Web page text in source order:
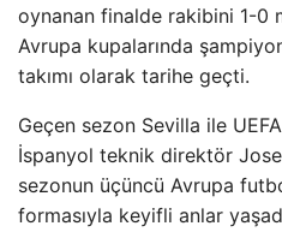
oynanan finalde rakibini 1-0
Avrupa kupalarında
takımı olarak tarihe geçti.
Geçen sezon Sevilla ile
İspanyol teknik direktör
sezonun üçüncü Avrupa
formasıyla keyifli anlar